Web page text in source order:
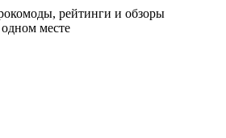
рейтинги и обзоры
одном месте